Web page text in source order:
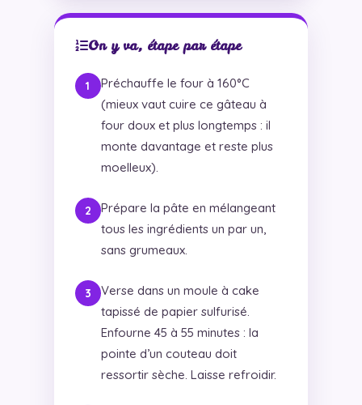
On y va, étape par étape
Préchauffe le four à 160°C
(mieux vaut cuire ce gâteau à
four doux et plus longtemps : il
monte davantage et reste plus
moelleux).
Prépare la pâte en mélangeant
tous les ingrédients un par un,
sans grumeaux.
Verse dans un moule à cake
tapissé de papier sulfurisé.
Enfourne 45 à 55 minutes : la
pointe d’un couteau doit
ressortir sèche. Laisse refroidir.